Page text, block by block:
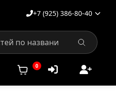
+7 (925) 386-80-40
0